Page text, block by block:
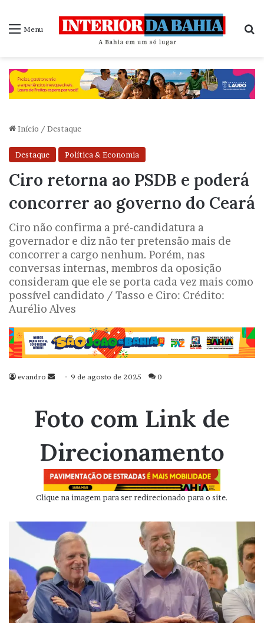
Menu
Início / Destaque
Destaque Política & Economia
Ciro retorna ao PSDB e poderá
concorrer ao governo do Ceará
Ciro não confirma a pré-candidatura a
governador e diz não ter pretensão mais de
concorrer a cargo nenhum. Porém, nas
conversas internas, membros da oposição
consideram que ele se porta cada vez mais como
possível candidato / Tasso e Ciro: Crédito:
Aurélio Alves
evandro
Mande
mail
9 de agosto de 2025 0
Foto com Link de
Direcionamento
Clique na imagem para ser redirecionado para o site.